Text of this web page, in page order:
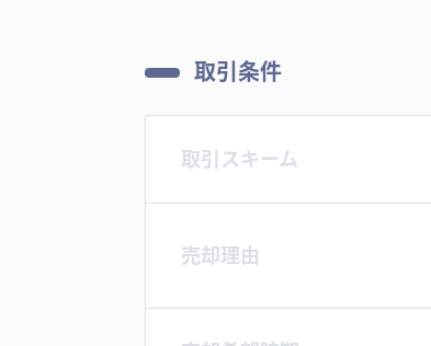
取引条件
取引スキーム
売却理由